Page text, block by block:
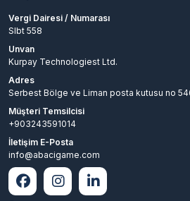
Vergi Dairesi / Numarası
Slbt 558
Unvan
Kurpay Technologiest Ltd.
Adres
Serbest Bölge ve Liman posta kutusu no
Müşteri Temsilcisi
+903243591014
İletişim E-Posta
info@abacigame.com